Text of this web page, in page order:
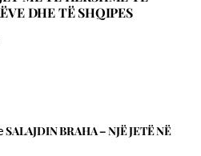
DHE TË SHQIPES
SALAJDIN BRAHA – NJЁ JETЁ NЁ